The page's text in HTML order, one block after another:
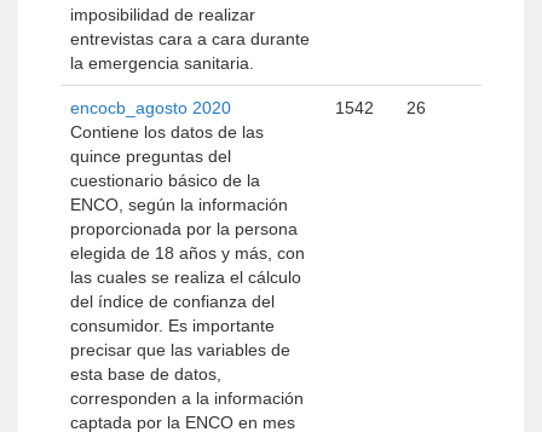
imposibilidad de realizar
entrevistas cara a cara durante
la emergencia sanitaria.
encocb_agosto 2020
Contiene los datos de las
quince preguntas del
cuestionario básico de la
ENCO, según la información
proporcionada por la persona
elegida de 18 años y más, con
las cuales se realiza el cálculo
del índice de confianza del
consumidor. Es importante
precisar que las variables de
esta base de datos,
corresponden a la información
captada por la ENCO en mes
1542 26